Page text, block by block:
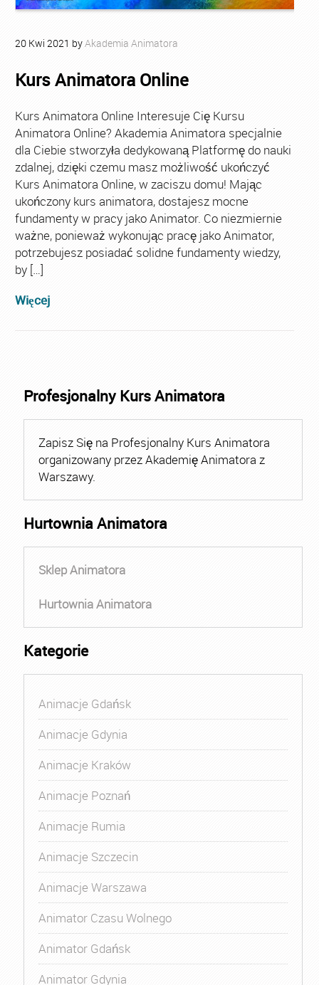
20 Kwi 2021 byAkademia Animatora
Kurs Animatora Online
Kurs Animatora Online Interesuje Cię Kursu
Animatora Online? Akademia Animatora specjalnie
dla Ciebie stworzyła dedykowaną Platformę do nauki
zdalnej, dzięki czemu masz możliwość ukończyć
Kurs Animatora Online, w zaciszu domu! Mając
ukończony kurs animatora, dostajesz mocne
fundamenty w pracy jako Animator. Co niezmiernie
ważne, ponieważ wykonując pracę jako Animator,
potrzebujesz posiadać solidne fundamenty wiedzy,
by […]
Więcej
Profesjonalny Kurs Animatora
Zapisz Się na Profesjonalny Kurs Animatora
organizowany przez Akademię Animatora z
Warszawy.
Hurtownia Animatora
Sklep Animatora
Hurtownia Animatora
Kategorie
Animacje Gdańsk
Animacje Gdynia
Animacje Kraków
Animacje Poznań
Animacje Rumia
Animacje Szczecin
Animacje Warszawa
Animator Czasu Wolnego
Animator Gdańsk
Animator Gdynia